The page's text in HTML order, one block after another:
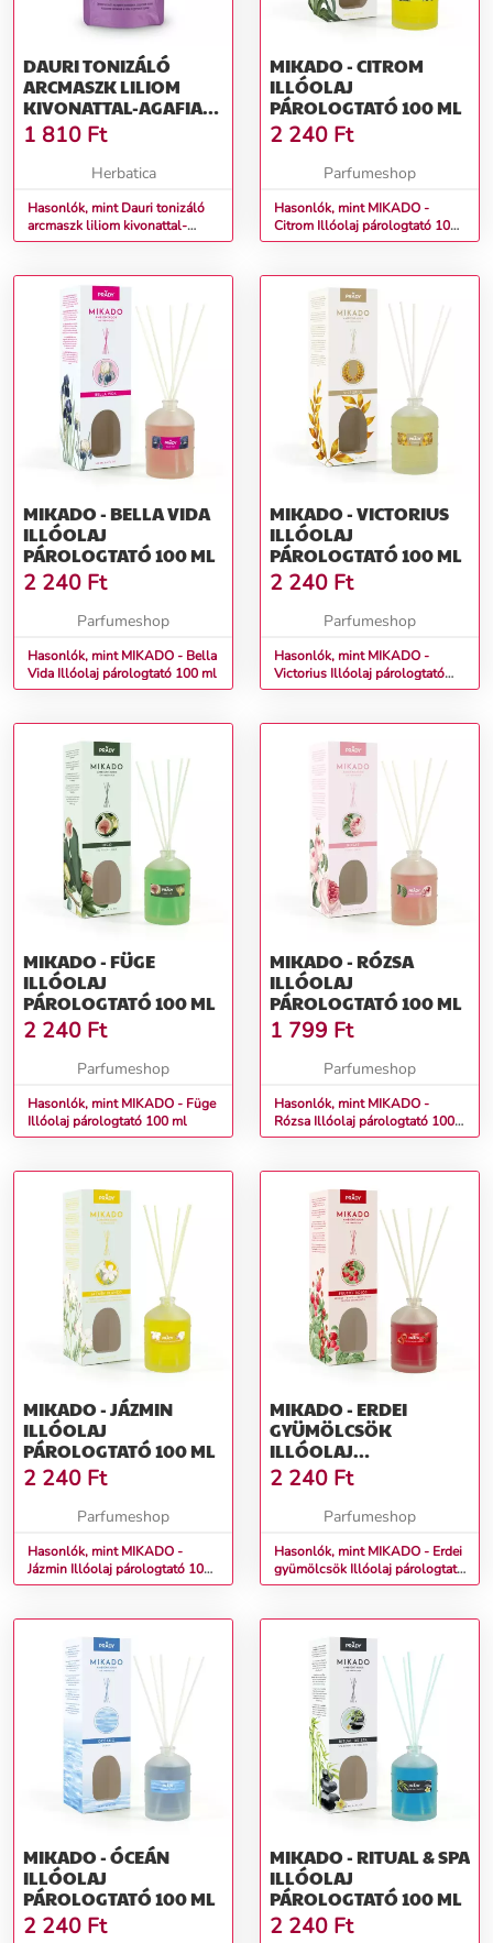
DAURI TONIZÁLÓ
ARCMASZK LILIOM
KIVONATTAL-AGAFIA
NAGYMAMA-100ML
1 810 Ft
Herbatica
Hasonlók, mint Dauri tonizáló
arcmaszk liliom kivonattal-
Agafia Nagymama-100ml
MIKADO - CITROM
ILLÓOLAJ
PÁROLOGTATÓ 100 ML
2 240 Ft
Parfumeshop
Hasonlók, mint MIKADO -
Citrom Illóolaj párologtató 100
ml
MIKADO - BELLA VIDA
ILLÓOLAJ
PÁROLOGTATÓ 100 ML
2 240 Ft
Parfumeshop
Hasonlók, mint MIKADO - Bella
Vida Illóolaj párologtató 100 ml
MIKADO - VICTORIUS
ILLÓOLAJ
PÁROLOGTATÓ 100 ML
2 240 Ft
Parfumeshop
Hasonlók, mint MIKADO -
Victorius Illóolaj párologtató
100 ml
MIKADO - FÜGE
ILLÓOLAJ
PÁROLOGTATÓ 100 ML
2 240 Ft
Parfumeshop
Hasonlók, mint MIKADO - Füge
Illóolaj párologtató 100 ml
MIKADO - RÓZSA
ILLÓOLAJ
PÁROLOGTATÓ 100 ML
1 799 Ft
Parfumeshop
Hasonlók, mint MIKADO -
Rózsa Illóolaj párologtató 100
ml
MIKADO - JÁZMIN
ILLÓOLAJ
PÁROLOGTATÓ 100 ML
2 240 Ft
Parfumeshop
Hasonlók, mint MIKADO -
Jázmin Illóolaj párologtató 100
ml
MIKADO - ERDEI
GYÜMÖLCSÖK
ILLÓOLAJ
PÁROLOGTATÓ 100 ML
2 240 Ft
Parfumeshop
Hasonlók, mint MIKADO - Erdei
gyümölcsök Illóolaj párologtató
100 ml
MIKADO - ÓCEÁN
ILLÓOLAJ
PÁROLOGTATÓ 100 ML
2 240 Ft
MIKADO - RITUAL & SPA
ILLÓOLAJ
PÁROLOGTATÓ 100 ML
2 240 Ft